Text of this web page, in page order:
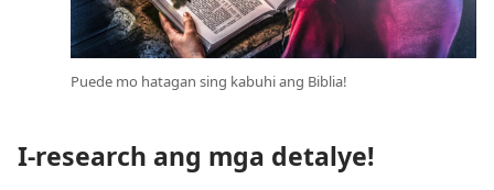
Puede mo hatagan sing kabuhi ang Biblia!
I-research ang mga detalye!